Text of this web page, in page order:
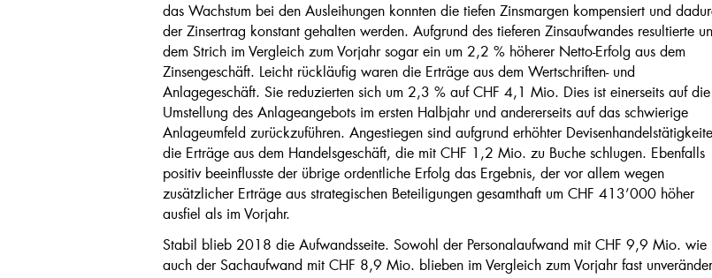
das Wachstum bei den Ausleihungen konnten die tiefen Zinsmargen kompensiert und
der Zinsertrag konstant gehalten werden. Aufgrund des tieferen Zinsaufwandes resultierte
dem Strich im Vergleich zum Vorjahr sogar ein um 2,2 % höherer Netto-Erfolg aus dem
Zinsengeschäft. Leicht rückläufig waren die Erträge aus dem Wertschriften- und
Anlagegeschäft. Sie reduzierten sich um 2,3 % auf CHF 4,1 Mio. Dies ist einerseits auf die
Umstellung des Anlageangebots im ersten Halbjahr und andererseits auf das schwierige
Anlageumfeld zurückzuführen. Angestiegen sind aufgrund erhöhter
die Erträge aus dem Handelsgeschäft, die mit CHF 1,2 Mio. zu Buche schlugen. Ebenfalls
positiv beeinflusste der übrige ordentliche Erfolg das Ergebnis, der vor allem wegen
zusätzlicher Erträge aus strategischen Beteiligungen gesamthaft um CHF 413’000 höher
ausfiel als im Vorjahr.
Stabil blieb 2018 die Aufwandsseite. Sowohl der Personalaufwand mit CHF 9,9 Mio. wie
auch der Sachaufwand mit CHF 8,9 Mio. blieben im Vergleich zum Vorjahr fast